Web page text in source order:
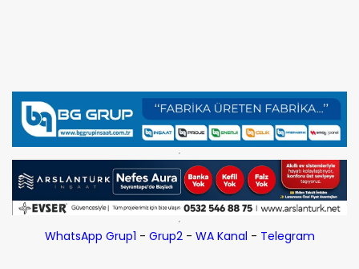
WhatsApp Grup1 - Grup2- WA Kanal - Telegram